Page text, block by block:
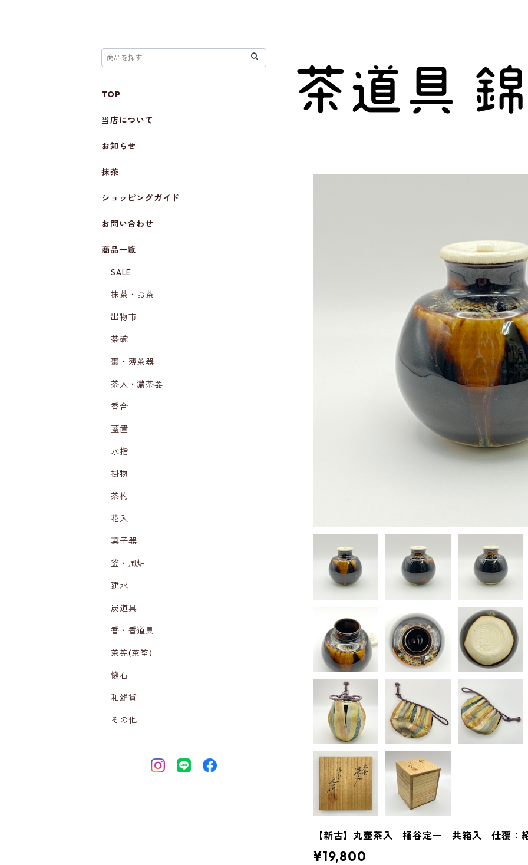
【新古】丸壺茶入 桶谷定一 共箱入 仕覆：
¥19,800
TOP
当店について
お知らせ
抹茶
ショッピングガイド
お問い合わせ
商品一覧
SALE
抹茶・お茶
出物市
茶碗
棗・薄茶器
茶入・濃茶器
香合
蓋置
水指
掛物
茶杓
花入
菓子器
釜・風炉
建水
炭道具
香・香道具
茶筅(茶筌)
懐石
和雑貨
その他